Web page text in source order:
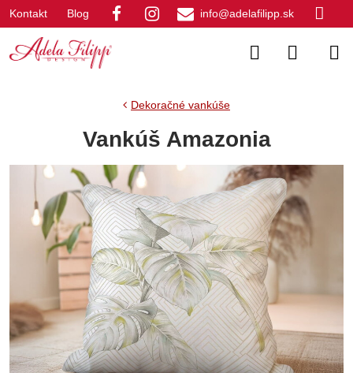
Kontakt Blog info@adelafilipp.sk
Dekoračné vankúše
Vankúš Amazonia